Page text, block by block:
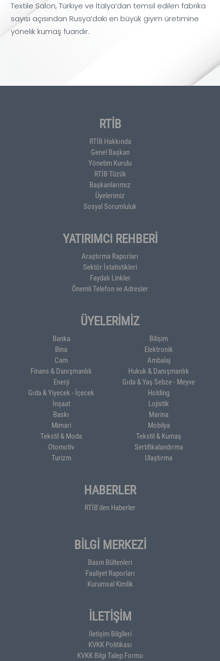
Textile Salon, Türkiye ve İtalya’dan temsil edilen fabrika
sayısı açısından Rusya’daki en büyük giyim üretimine
yönelik kumaş fuarıdır.
RTİB
RTİB Hakkında
Genel Başkan
Yönetim Kurulu
RTİB Tüzük
Başkanlarımız
Üyelerimiz
Sosyal Sorumluluk
YATIRIMCI REHBERİ
Araştırma Raporları
Sektör İstatistikleri
Faydalı Linkler
Önemli Telefon ve Adresler
ÜYELERİMİZ
Banka
Bilişim
Bina
Elektronik
Cam
Ambalaj
Finans & Danışmanlık
Hukuk & Danışmanlık
Enerji
Gıda & Yaş Sebze - Meyve
Gıda & Yiyecek - İçecek
Holding
İnşaat
Lojistik
Baskı
Marina
Mimari
Mobilya
Tekstil & Moda
Tekstil & Kumaş
Otomotiv
Sertifikalandırma
Turizm
Ulaştırma
HABERLER
RTİB'den Haberler
BİLGİ MERKEZİ
Basın Bültenleri
Faaliyet Raporları
Kurumsal Kimlik
İLETİŞİM
İletişim Bilgileri
KVKK Politikası
KVKK Bilgi Talep Formu